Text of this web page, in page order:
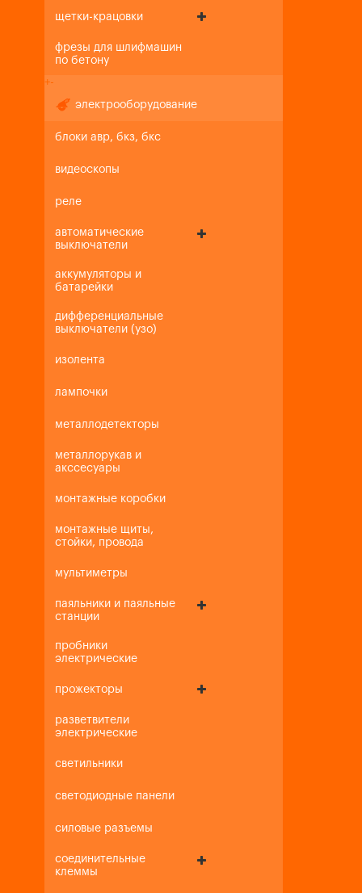
щетки-крацовки
фрезы для шлифмашин
по бетону
+-
электрооборудование
блоки авр, бкз, бкс
видеоскопы
реле
автоматические
выключатели
аккумуляторы и
батарейки
дифференциальные
выключатели (узо)
изолента
лампочки
металлодетекторы
металлорукав и
акссесуары
монтажные коробки
монтажные щиты,
стойки, провода
мультиметры
паяльники и паяльные
станции
пробники
электрические
прожекторы
разветвители
электрические
светильники
светодиодные панели
силовые разъемы
соединительные
клеммы